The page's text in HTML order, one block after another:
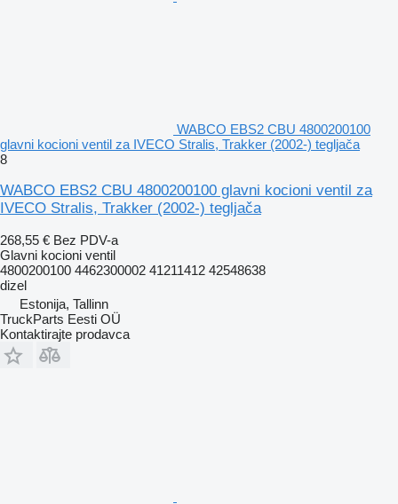
WABCO EBS2 CBU 4800200100
glavni kocioni ventil za IVECO Stralis, Trakker (2002-) tegljača
8
WABCO EBS2 CBU 4800200100 glavni kocioni ventil za
IVECO Stralis, Trakker (2002-) tegljača
268,55 € Bez PDV-a
Glavni kocioni ventil
4800200100 4462300002 41211412 42548638
dizel
Estonija, Tallinn
TruckParts Eesti OÜ
Kontaktirajte prodavca